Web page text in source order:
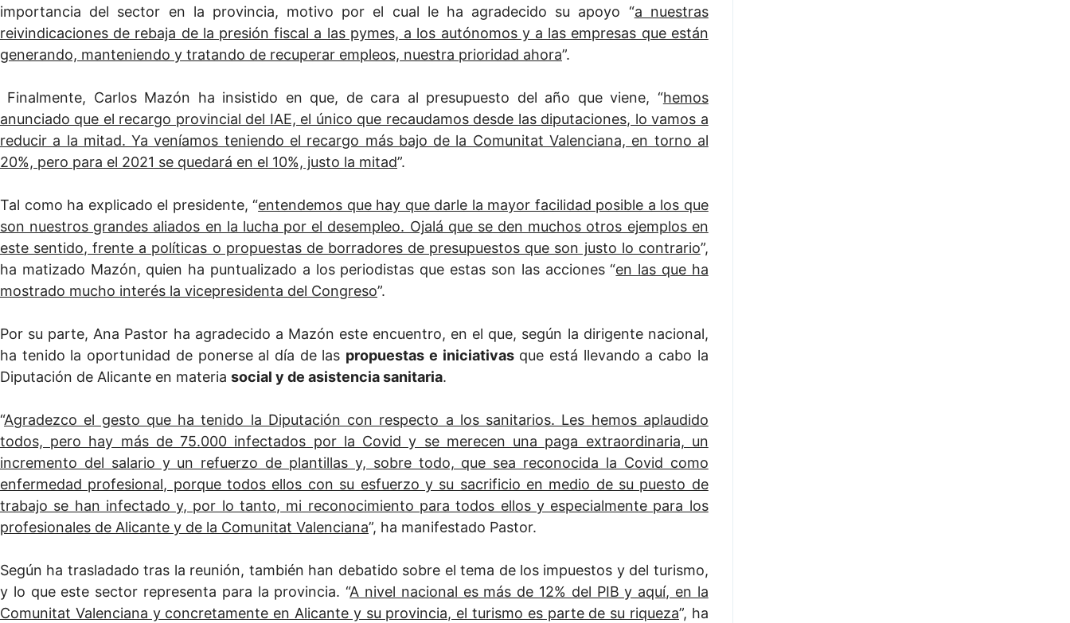
importancia del sector en la provincia, motivo por el cual le ha agradecido su apoyo “a nuestras
reivindicaciones de rebaja de la presión fiscal a las pymes, a los autónomos y a las empresas que están
generando, manteniendo y tratando de recuperar empleos, nuestra prioridad ahora”.
Finalmente, Carlos Mazón ha insistido en que, de cara al presupuesto del año que viene, “hemos
anunciado que el recargo provincial del IAE, el único que recaudamos desde las diputaciones, lo vamos a
reducir a la mitad. Ya veníamos teniendo el recargo más bajo de la Comunitat Valenciana, en torno al
20%, pero para el 2021 se quedará en el 10%, justo la mitad”.
Tal como ha explicado el presidente, “entendemos que hay que darle la mayor facilidad posible a los que
son nuestros grandes aliados en la lucha por el desempleo. Ojalá que se den muchos otros ejemplos en
este sentido, frente a políticas o propuestas de borradores de presupuestos que son justo lo contrario”,
ha matizado Mazón, quien ha puntualizado a los periodistas que estas son las acciones “en las que ha
mostrado mucho interés la vicepresidenta del Congreso”.
Por su parte, Ana Pastor ha agradecido a Mazón este encuentro, en el que, según la dirigente nacional,
ha tenido la oportunidad de ponerse al día de las propuestas e iniciativasque está llevando a cabo la
Diputación de Alicante en materia social y de asistencia sanitaria.
“Agradezco el gesto que ha tenido la Diputación con respecto a los sanitarios. Les hemos aplaudido
todos, pero hay más de 75.000 infectados por la Covid y se merecen una paga extraordinaria, un
incremento del salario y un refuerzo de plantillas y, sobre todo, que sea reconocida la Covid como
enfermedad profesional, porque todos ellos con su esfuerzo y su sacrificio en medio de su puesto de
trabajo se han infectado y, por lo tanto, mi reconocimiento para todos ellos y especialmente para los
profesionales de Alicante y de la Comunitat Valenciana”, ha manifestado Pastor.
Según ha trasladado tras la reunión, también han debatido sobre el tema de los impuestos y del turismo,
y lo que este sector representa para la provincia. “A nivel nacional es más de 12% del PIB y aquí, en la
Comunitat Valenciana y concretamente en Alicante y su provincia, el turismo es parte de su riqueza”, ha